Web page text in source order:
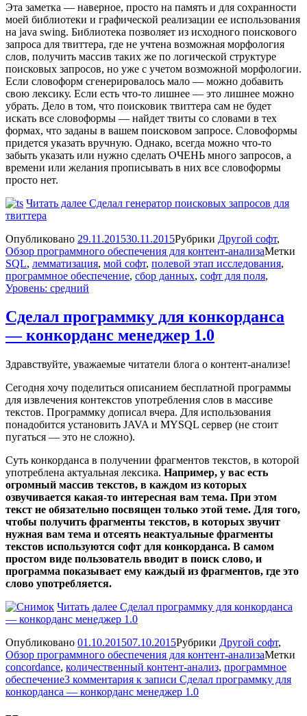
Эта заметка — наверное, просто на память и для сохранности
моей библиотеки и графической реализации ее использования
на java swing. Библиотека позволяет из исходного поискового
запроса для твиттера, где не учтена возможная морфология
слов, получить массив таких же по логической структуре
поисковых запросов, но уже с учетом возможной морфологии.
Если словоформ сгенерировалось мало — можно добавить
свою лексику. Если есть что-то лишнее — это лишнее можно
убрать. Дело в том, что поисковик твиттера сам не будет
искать все словоформы — найдет твиты со словами в тех
формах, что заданы в вашем поисковом запросе. Словоформы
придется указать вручную. Однако, всегда можно что-то
забыть указать или нужно сделать ОЧЕНЬ много запросов, а
времени или желания прописывать в них все словоформы
просто нет.
Читать далее Сделал генератор поисковых запросов для
твиттера
Опубликовано 29.11.201530.11.2015Рубрики Другой софт,
Обзор программного обеспечения для контент-анализаМетки
SQL, лемматизация, мой софт, полевой этап исследования,
программное обеспечение, сбор данных, софт для поля,
Уровень: средний
Сделал программку для конкорданса
— конкорданс менеджер 1.0
Здравствуйте, уважаемые читатели блога о контент-анализе!
Сегодня хочу поделиться описанием бесплатной программы
для извлечения контекстов употребления слов в массиве
текстов. Программку дописал вчера. Для использования
понадобится установить JAVA и MYSQL сервер (не стоит
пугаться — это не сложно).
Суть конкорданса в получении фрагментов текстов, в которой
употреблена актуальная лексика. Например, у вас есть
огромный массив текстов, в каждом из которых
озвучивается какая-то интересная вам тема. При этом
текст не обязательно посвящен только этой теме. Для того,
чтобы получить фрагменты текстов, в которых звучит
нужная вам тема и отсеять неактуальные фрагменты
текстов используются софт для конкорданса. В самом
простом виде пользователь вводит в поиск слово, и
программа показывает ему каждый из фрагментов, где это
слово употребляется.
Читать далее Сделал программку для конкорданса
— конкорданс менеджер 1.0
Опубликовано 01.10.201507.10.2015Рубрики Другой софт,
Обзор программного обеспечения для контент-анализаМетки
concordance, количественный контент-анализ, программное
обеспечение3 комментария к записи Сделал программку для
конкорданса — конкорданс менеджер 1.0